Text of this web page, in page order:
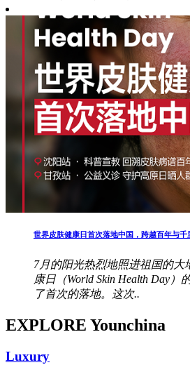
世界皮肤健康日首次落地中国，跨越百年与千
7月的阳光热烈地照进祖国的大
康日（World Skin Health Day
了首次的落地。这次..
EXPLORE Younchina
Luxury